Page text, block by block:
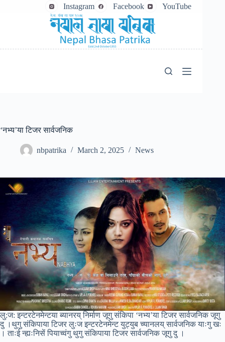
Instagram Facebook YouTube
‘नभ्य’या टिजर सार्वजनिक
nbpatrika March 2, 2025 News
लु:ज: इन्टरटेनमेन्टया ब्यानरय् निर्माण जूगु संकिपा ‘नभ्य’या टिजर सार्वजनिक जूगु
दु ।थुगु संकिपाया टिजर लुःज इन्टरटेनमेन्ट युट्युब च्यानलय् सार्वजनिक याःगु खः
। ताःई न्ह्यःनिसें पियाच्वंगु थुगु संकिपाया टिजर सार्वजनिक जूगु दु ।